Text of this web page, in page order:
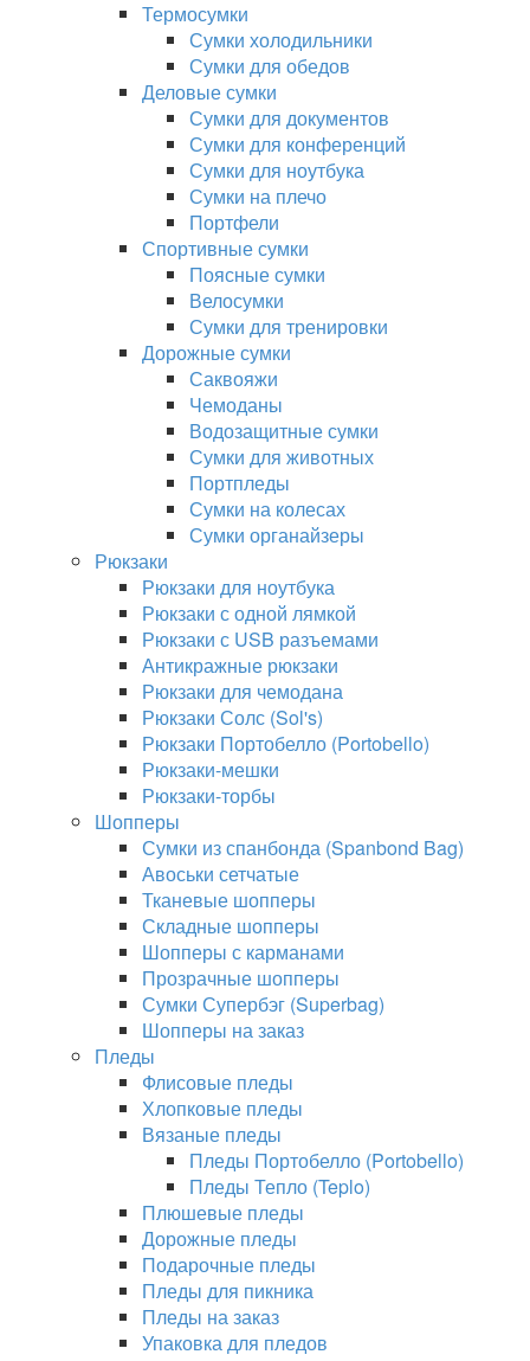
Термосумки
Сумки холодильники
Сумки для обедов
Деловые сумки
Сумки для документов
Сумки для конференций
Сумки для ноутбука
Сумки на плечо
Портфели
Спортивные сумки
Поясные сумки
Велосумки
Сумки для тренировки
Дорожные сумки
Саквояжи
Чемоданы
Водозащитные сумки
Сумки для животных
Портпледы
Сумки на колесах
Сумки органайзеры
Рюкзаки
Рюкзаки для ноутбука
Рюкзаки с одной лямкой
Рюкзаки с USB разъемами
Антикражные рюкзаки
Рюкзаки для чемодана
Рюкзаки Солс (Sol's)
Рюкзаки Портобелло (Portobello)
Рюкзаки-мешки
Рюкзаки-торбы
Шопперы
Сумки из спанбонда (Spanbond Bag)
Авоськи сетчатые
Тканевые шопперы
Складные шопперы
Шопперы с карманами
Прозрачные шопперы
Сумки Супербэг (Superbag)
Шопперы на заказ
Пледы
Флисовые пледы
Хлопковые пледы
Вязаные пледы
Пледы Портобелло (Portobello)
Пледы Тепло (Teplo)
Плюшевые пледы
Дорожные пледы
Подарочные пледы
Пледы для пикника
Пледы на заказ
Упаковка для пледов